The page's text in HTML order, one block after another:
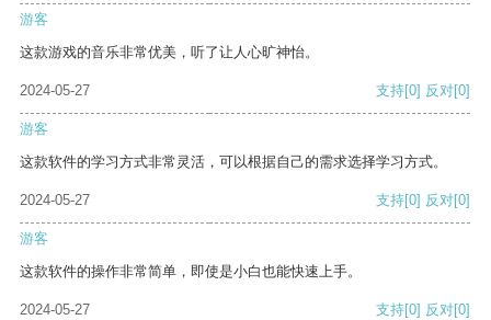
游客
这款游戏的音乐非常优美，听了让人心旷神怡。
2024-05-27 支持[0] 反对[0]
游客
这款软件的学习方式非常灵活，可以根据自己的需求选择学习方式。
2024-05-27 支持[0] 反对[0]
游客
这款软件的操作非常简单，即使是小白也能快速上手。
2024-05-27 支持[0] 反对[0]